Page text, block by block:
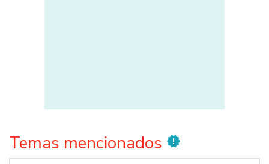
Temas mencionados new_releases